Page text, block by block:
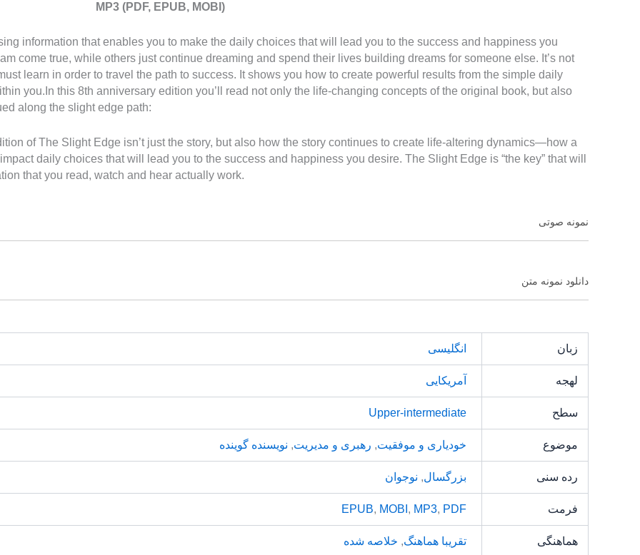
MP3 (PDF, EPUB, MOBI)
information that enables you to make the daily choices that will lead you to the success and happiness you
come true, while others just continue dreaming and spend their lives building dreams for someone else. It’s not
learn in order to travel the path to success. It shows you how to create powerful results from the simple daily
you.In this 8th anniversary edition you’ll read not only the life-changing concepts of the original book, but also
along the slight edge path:
of The Slight Edge isn’t just the story, but also how the story continues to create life-altering dynamics—how a
daily choices that will lead you to the success and happiness you desire. The Slight Edge is “the key” that will
that you read, watch and hear actually work.
نمونه صوتی
دانلود نمونه متن
زبان انگلیسی
لهجه آمریکایی
سطح Upper-intermediate
موضوع خودیاری و موفقیت, رهبری و مدیریت, نویسنده گوینده
رده سنی بزرگسال, نوجوان
فرمت EPUB, MOBI , MP3, PDF
هماهنگی تقریبا هماهنگ, خلاصه شده